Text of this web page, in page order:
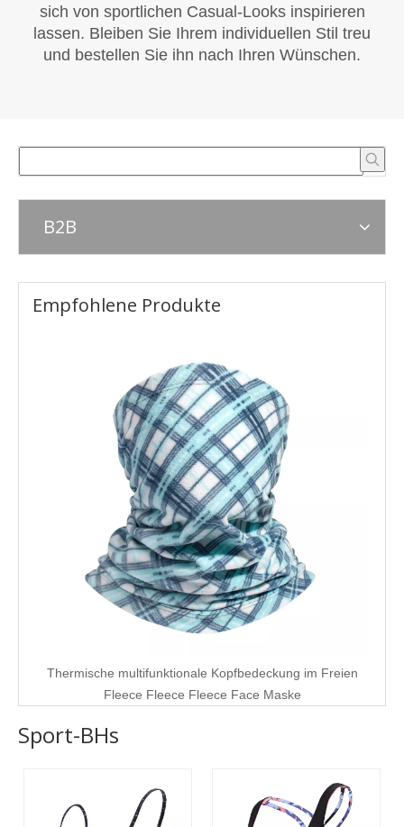
sich von sportlichen Casual-Looks inspirieren
lassen. Bleiben Sie Ihrem individuellen Stil treu
und bestellen Sie ihn nach Ihren Wünschen.
B2B
Empfohlene Produkte
Thermische multifunktionale Kopfbedeckung im Freien
Fleece Fleece Fleece Face Maske
Sport-BHs